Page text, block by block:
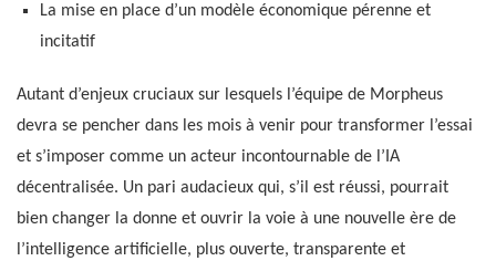
La mise en place d’un modèle économique pérenne et
incitatif
Autant d’enjeux cruciaux sur lesquels l’équipe de Morpheus
devra se pencher dans les mois à venir pour transformer l’essai
et s’imposer comme un acteur incontournable de l’IA
décentralisée. Un pari audacieux qui, s’il est réussi, pourrait
bien changer la donne et ouvrir la voie à une nouvelle ère de
l’intelligence artificielle, plus ouverte, transparente et